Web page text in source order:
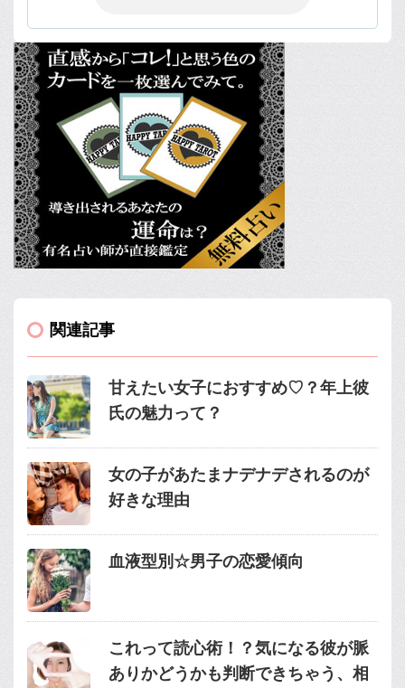
関連記事
甘えたい女子におすすめ♡？年上彼
氏の魅力って？
女の子があたまナデナデされるのが
好きな理由
血液型別☆男子の恋愛傾向
これって読心術！？気になる彼が脈
ありかどうかも判断できちゃう、相